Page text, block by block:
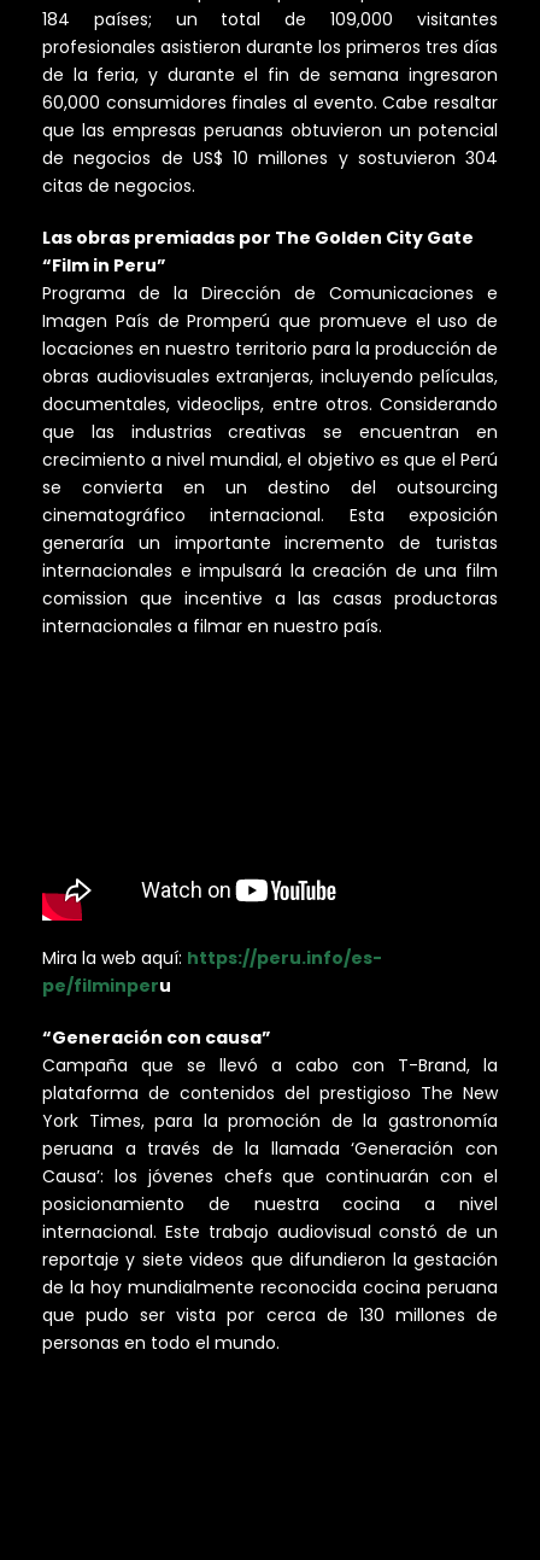
184 países; un total de 109,000 visitantes
profesionales asistieron durante los primeros tres días
de la feria, y durante el fin de semana ingresaron
60,000 consumidores finales al evento. Cabe resaltar
que las empresas peruanas obtuvieron un potencial
de negocios de US$ 10 millones y sostuvieron 304
citas de negocios.
Las obras premiadas por The Golden City Gate
“Film in Peru”
Programa de la Dirección de Comunicaciones e
Imagen País de Promperú que promueve el uso de
locaciones en nuestro territorio para la producción de
obras audiovisuales extranjeras, incluyendo películas,
documentales, videoclips, entre otros. Considerando
que las industrias creativas se encuentran en
crecimiento a nivel mundial, el objetivo es que el Perú
se convierta en un destino del outsourcing
cinematográfico internacional. Esta exposición
generaría un importante incremento de turistas
internacionales e impulsará la creación de una film
comission que incentive a las casas productoras
internacionales a filmar en nuestro país.
Mira la web aquí: https://peru.info/es-
pe/filminperu
“Generación con causa”
Campaña que se llevó a cabo con T-Brand, la
plataforma de contenidos del prestigioso The New
York Times, para la promoción de la gastronomía
peruana a través de la llamada ‘Generación con
Causa’: los jóvenes chefs que continuarán con el
posicionamiento de nuestra cocina a nivel
internacional. Este trabajo audiovisual constó de un
reportaje y siete videos que difundieron la gestación
de la hoy mundialmente reconocida cocina peruana
que pudo ser vista por cerca de 130 millones de
personas en todo el mundo.